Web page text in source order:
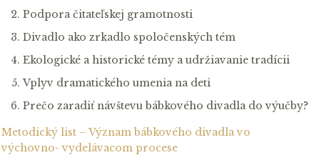
Podpora čitateľskej gramotnosti
Divadlo ako zrkadlo spoločenských tém
Ekologické a historické témy a udržiavanie tradícii
Vplyv dramatického umenia na deti
Prečo zaradiť návštevu bábkového divadla do výučby?
Metodický list – Význam bábkového divadla vo
výchovno- vydelávacom procese